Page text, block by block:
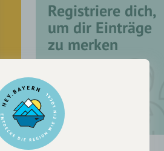
Registriere dich,
um dir Einträge
zu merken